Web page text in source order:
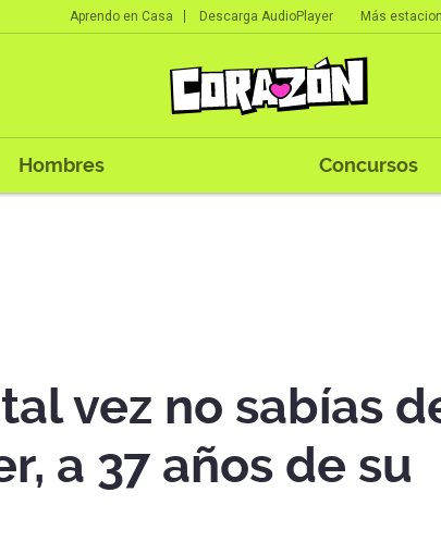
Aprendo en Casa Descarga AudioPlayer Más
Hombres Concursos
vez no sabías
a 37 años de su